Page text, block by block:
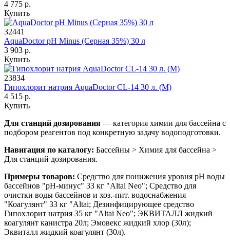
4 775 р.
Купить
32441
AquaDoctor pH Minus (Серная 35%) 30 л
3 903 р.
Купить
23834
Гипохлорит натрия AquaDoctor CL-14 30 л. (М)
4 515 р.
Купить
Для станций дозирования — категория химии для бассейна с
подбором реагентов под конкретную задачу водоподготовки.
Навигация по каталогу: Бассейны > Химия для бассейна >
Для станций дозирования.
Примеры товаров: Средство для понижения уровня рН воды
бассейнов "рН-минус" 33 кг "Altai Neo"; Средство для
очистки воды бассейнов и хоз.-пит. водоснабжения
"Коагулянт" 33 кг "Altai; Дезинфицирующее средство
Гипохлорит натрия 35 кг "Altai Neo"; ЭКВИТАЛЛ жидкий
коагулянт канистра 20л; Эмовекс жидкий хлор (30л);
Эквиталл жидкий коагулянт (30л).